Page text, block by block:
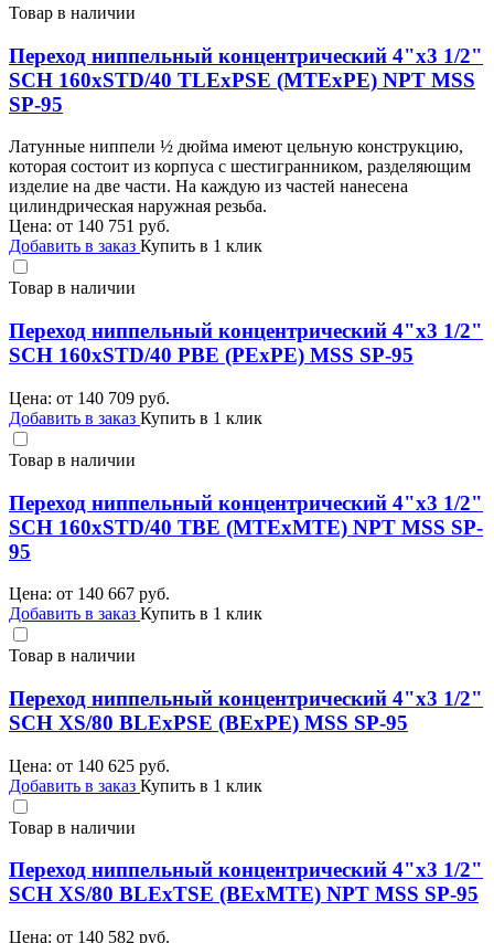
Товар в наличии
Переход ниппельный концентрический 4"х3 1/2"
SCH 160хSTD/40 TLEхPSE (MTEхPE) NPT MSS
SP-95
Латунные ниппели ½ дюйма имеют цельную конструкцию,
которая состоит из корпуса с шестигранником, разделяющим
изделие на две части. На каждую из частей нанесена
цилиндрическая наружная резьба.
Цена: от 140 751 руб.
Добавить в заказ Купить в 1 клик
Товар в наличии
Переход ниппельный концентрический 4"х3 1/2"
SCH 160хSTD/40 PBE (PEхPE) MSS SP-95
Цена: от 140 709 руб.
Добавить в заказ Купить в 1 клик
Товар в наличии
Переход ниппельный концентрический 4"х3 1/2"
SCH 160хSTD/40 TBE (MTEхMTE) NPT MSS SP-
95
Цена: от 140 667 руб.
Добавить в заказ Купить в 1 клик
Товар в наличии
Переход ниппельный концентрический 4"х3 1/2"
SCH XS/80 BLEхPSE (BEхPE) MSS SP-95
Цена: от 140 625 руб.
Добавить в заказ Купить в 1 клик
Товар в наличии
Переход ниппельный концентрический 4"х3 1/2"
SCH XS/80 BLEхTSE (BEхMTE) NPT MSS SP-95
Цена: от 140 582 руб.